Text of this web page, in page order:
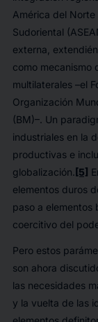
América del
Sudoriental
externa,
como mecanismo
multilaterales –el
Organización
(BM)–. Un
industriales en la
productivas e
globalización. [5]
elementos duros
paso a elementos
coercitivo del
Pero estos
son ahora
las necesidades
y la vuelta de las